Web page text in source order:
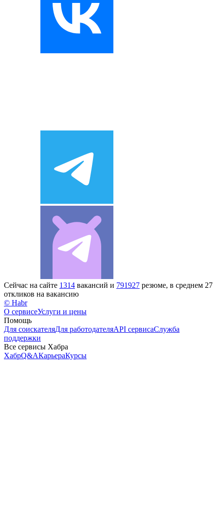
Сейчас на сайте 1314 вакансий и 791927 резюме, в среднем 27
откликов на вакансию
© Habr
О сервисеУслуги и цены
Помощь
Для соискателяДля работодателяAPI сервисаСлужба
поддержки
Все сервисы Хабра
ХабрQ&AКарьераКурсы